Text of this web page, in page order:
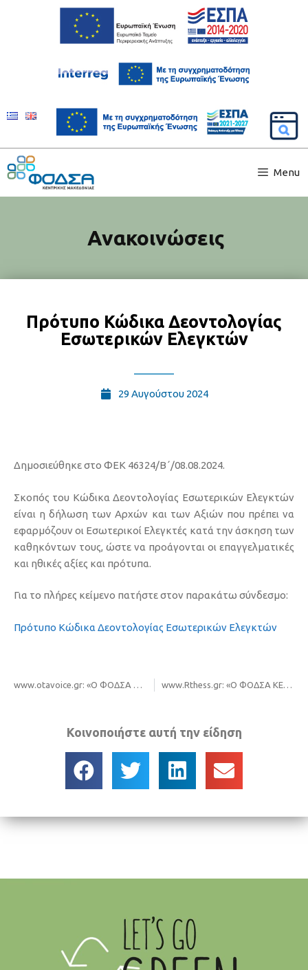
Menu
Ανακοινώσεις
Πρότυπο Κώδικα Δεοντολογίας
Εσωτερικών Ελεγκτών
29 Αυγούστου 2024
Δημοσιεύθηκε στο ΦΕΚ 46324/Β΄/08.08.2024.
Σκοπός του Κώδικα Δεοντολογίας Εσωτερικών Ελεγκτών
είναι η δήλωση των Αρχών και των Αξιών που πρέπει να
εφαρμόζουν οι Εσωτερικοί Ελεγκτές κατά την άσκηση των
καθηκόντων τους, ώστε να προάγονται οι επαγγελματικές
και ηθικές αξίες και πρότυπα.
Για το πλήρες κείμενο πατήστε στον παρακάτω σύνδεσμο:
Πρότυπο Κώδικα Δεοντολογίας Εσωτερικών Ελεγκτών
www.otavoice.gr: «Ο ΦΟΔΣΑ Κεντρικής Μακεδονίας ανάμεσα στις καλές πρακτικές του INTERREG EUROPE» www.Rthess.gr: «Ο ΦΟΔΣΑ ΚΕΝΤΡΙΚΗΣ ΜΑΚΕΔΟΝΙΑΣ ένα αυτοδιοικητικό φαινόμενο στην Κεντρική Μακεδονία»
Κοινοποιήστε αυτή την είδηση